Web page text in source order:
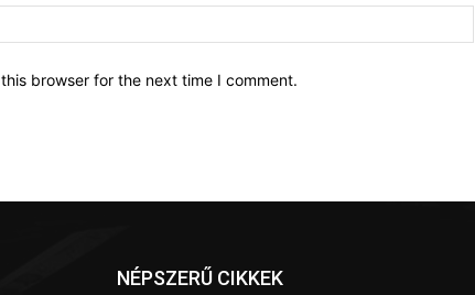
browser for the next time I comment.
NÉPSZERŰ CIKKEK